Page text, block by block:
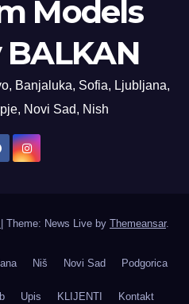
Models
Banjaluka, Sofia, Ljubljana,
Novi Sad, Nish
Theme: News Live by Themeansar.
Niš Novi Sad Podgorica
Upis KLIJENTI Kontakt